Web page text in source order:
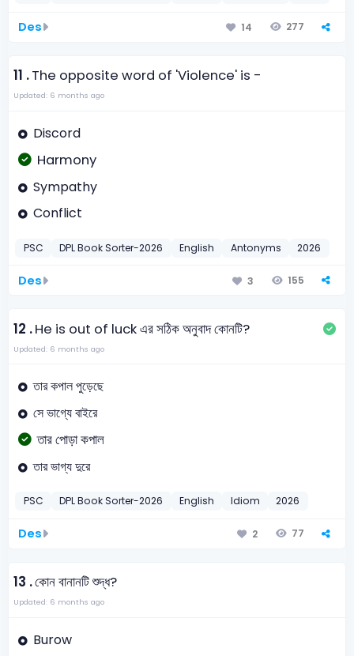
Des 14 277
11 .The opposite word of 'Violence' is -
Updated: 6 months ago
Discord
Harmony
Sympathy
Conflict
PSC DPL Book Sorter-2026 English Antonyms 2026
Des 3 155
12 .He is out of luck এর সঠিক অনুবাদ কোনটি?
Updated: 6 months ago
তার কপাল পুড়েছে
সে ভাগ্যে বাইরে
তার পোড়া কপাল
তার ভাগ্য দুরে
PSC DPL Book Sorter-2026 English Idiom 2026
Des 2 77
13 .কোন বানানটি শুদ্ধ?
Updated: 6 months ago
Burow